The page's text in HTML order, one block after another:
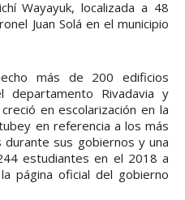
Wayayuk, localizada a 48
Juan Solá en el municipio
más de 200 edificios
departamento Rivadavia y
en escolarización en la
en referencia a los más
sus gobiernos y una
estudiantes en el 2018 a
página oficial del gobierno